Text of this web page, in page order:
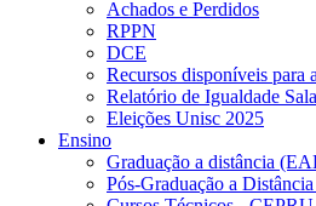
Achados e Perdidos
RPPN
DCE
Recursos disponíveis para
Relatório de Igualdade
Eleições Unisc 2025
Ensino
Graduação a distância
Pós-Graduação a